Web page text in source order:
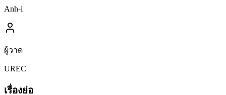
Anh-i
ผู้วาด
UREC
เรื่องย่อ